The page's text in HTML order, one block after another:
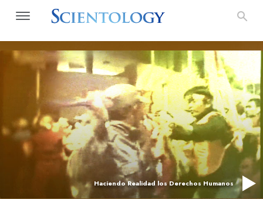
Haciendo Realidad los Derechos Humanos